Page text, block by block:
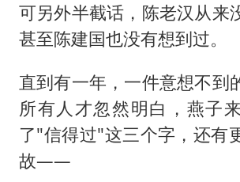
可另外半截话，陈老汉从来
甚至陈建国也没有想到过。
直到有一年，一件意想不到
所有人才忽然明白，燕子
了"信得过"这三个字，还有
故——